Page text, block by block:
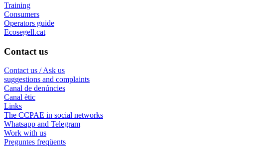
Training
Consumers
Operators guide
Ecosegell.cat
Contact us
Contact us / Ask us
suggestions and complaints
Canal de denúncies
Canal ètic
Links
The CCPAE in social networks
Whatsapp and Telegram
Work with us
Preguntes freqüents